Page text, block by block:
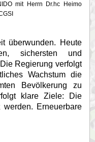
mit Herrn Dr.hc Heimo
überwunden. Heute
sichersten und
Regierung verfolgt
Wachstum die
Bevölkerung zu
klare Ziele: Die
werden. Erneuerbare